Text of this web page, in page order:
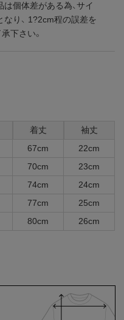
個体差がある為、サイ
なり、 1?2cm程の誤差を
下さい。
着丈
袖丈
67cm
22cm
70cm
23cm
74cm
24cm
77cm
25cm
80cm 26cm